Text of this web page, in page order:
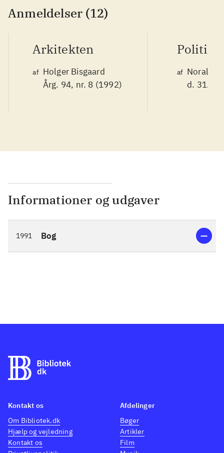
Anmeldelser (12)
Arkitekten
af Holger Bisgaard
Årg. 94, nr. 8 (1992)
af Noralv
d. 31.
Informationer og udgaver
1991 Bog
Kontakt os
Om Bibliotek.dk
Hjælp og vejledning
Kontakt os
Afdelinger
Bøger
Artikler
Film